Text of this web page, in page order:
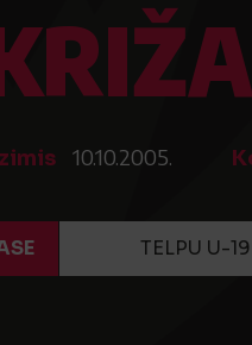
10.10.2005.
TELPU U-19